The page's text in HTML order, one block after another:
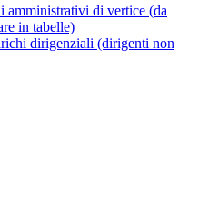
amministrativi di vertice (da
in tabelle)
dirigenziali (dirigenti non